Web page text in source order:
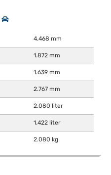
4.468 mm
1.872 mm
1.639 mm
2.767 mm
2.080 liter
1.422 liter
2.080 kg